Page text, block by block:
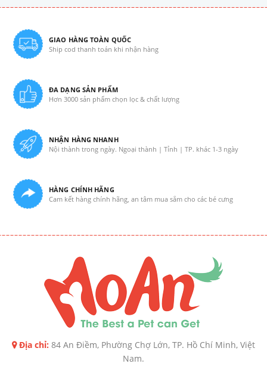
GIAO HÀNG TOÀN QUỐC
Ship cod thanh toán khi nhận hàng
ĐA DẠNG SẢN PHẨM
Hơn 3000 sản phẩm chọn lọc & chất lượng
NHẬN HÀNG NHANH
Nội thành trong ngày. Ngoại thành | Tỉnh | TP. khác 1-3 ngày
HÀNG CHÍNH HÃNG
Cam kết hàng chính hãng, an tâm mua sắm cho các bé cưng
Địa chỉ: 84 An Điềm, Phường Chợ Lớn, TP. Hồ Chí Minh, Việt
Nam.